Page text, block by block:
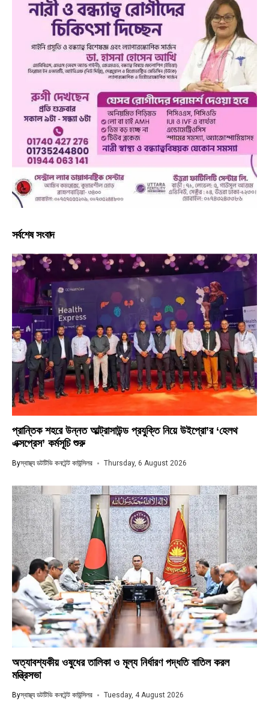
সর্বশেষ সংবাদ
প্রান্তিক শহরে উন্নত আল্ট্রাসাউন্ড প্রযুক্তি নিয়ে উইপ্রো’র ‘হেলথ
এক্সপ্রেস’ কর্মসূচি শুরু
Byস্বাস্থ্য ডটটিভি কনটেন্ট কাউন্সিলর Thursday, 6 August 2026
অত্যাবশ্যকীয় ওষুধের তালিকা ও মূল্য নির্ধারণ পদ্ধতি বাতিল করল
মন্ত্রিসভা
Byস্বাস্থ্য ডটটিভি কনটেন্ট কাউন্সিলর Tuesday, 4 August 2026